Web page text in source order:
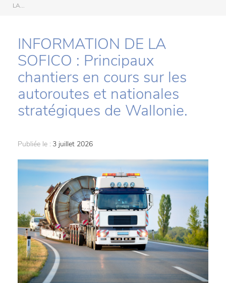
LA...
INFORMATION DE LA
SOFICO : Principaux
chantiers en cours sur les
autoroutes et nationales
stratégiques de Wallonie.
Publiée le : 3 juillet 2026